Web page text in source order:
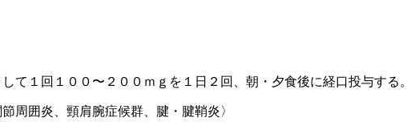
て１回１００〜２００ｍｇを１日２回、朝・夕食後に経口投与する。
周囲炎、頸肩腕症候群、腱・腱鞘炎〉